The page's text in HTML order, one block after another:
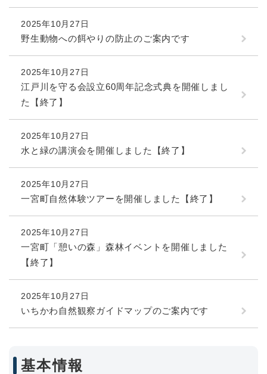
2025年10月27日
野生動物への餌やりの防止のご案内です
2025年10月27日
江戸川を守る会設立60周年記念式典を開催しまし
た【終了】
2025年10月27日
水と緑の講演会を開催しました【終了】
2025年10月27日
一宮町自然体験ツアーを開催しました【終了】
2025年10月27日
一宮町「憩いの森」森林イベントを開催しました
【終了】
2025年10月27日
いちかわ自然観察ガイドマップのご案内です
基本情報